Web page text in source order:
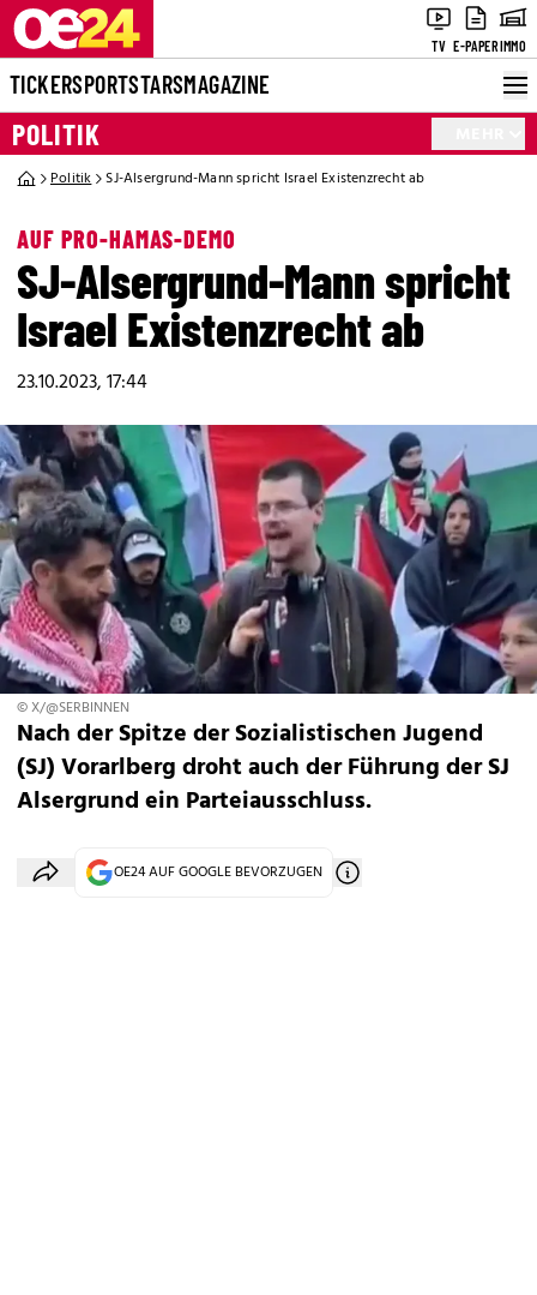
TV E-PAPERIMMO
TICKERSPORTSTARSMAGAZINE
POLITIK
Politik SJ-Alsergrund-Mann spricht Israel Existenzrecht ab
AUF PRO-HAMAS-DEMO
SJ-Alsergrund-Mann spricht
Israel Existenzrecht ab
23.10.2023, 17:44
© X/@SERBINNEN
Nach der Spitze der Sozialistischen Jugend
(SJ) Vorarlberg droht auch der Führung der SJ
Alsergrund ein Parteiausschluss.
OE24 AUF GOOGLE BEVORZUGEN